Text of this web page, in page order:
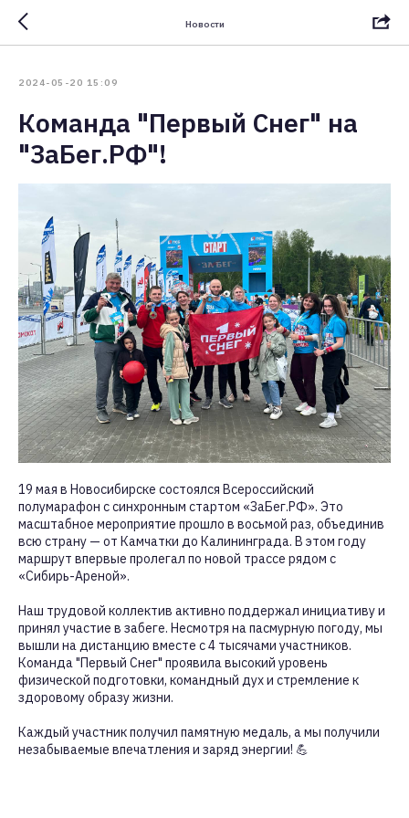
Новости
2024-05-20 15:09
Команда "Первый Снег" на
"ЗаБег.РФ"!
19 мая в Новосибирске состоялся Всероссийский
полумарафон с синхронным стартом «ЗаБег.РФ». Это
масштабное мероприятие прошло в восьмой раз, объединив
всю страну — от Камчатки до Калининграда. В этом году
маршрут впервые пролегал по новой трассе рядом с
«Сибирь-Ареной».
Наш трудовой коллектив активно поддержал инициативу и
принял участие в забеге. Несмотря на пасмурную погоду, мы
вышли на дистанцию вместе с 4 тысячами участников.
Команда "Первый Снег" проявила высокий уровень
физической подготовки, командный дух и стремление к
здоровому образу жизни.
Каждый участник получил памятную медаль, а мы получили
незабываемые впечатления и заряд энергии! 💪